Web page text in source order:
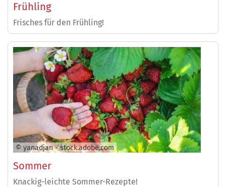
Frühling
Frisches für den Frühling!
© yanadjan - stock.adobe.com
Sommer
Knackig-leichte Sommer-Rezepte!